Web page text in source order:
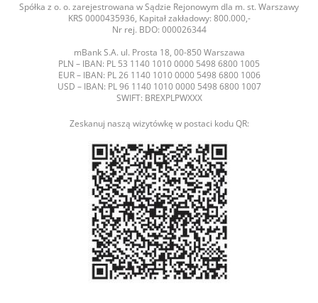
Spółka z o. o. zarejestrowana w Sądzie Rejonowym dla m. st. Warszawy
KRS 0000435936, Kapitał zakładowy: 800.000,-
Nr rej. BDO: 000026344
mBank S.A. ul. Prosta 18, 00-850 Warszawa
PLN – IBAN: PL 53 1140 1010 0000 5498 6800 1005
EUR – IBAN: PL 26 1140 1010 0000 5498 6800 1006
USD – IBAN: PL 96 1140 1010 0000 5498 6800 1007
SWIFT: BREXPLPWXXX
Zeskanuj naszą wizytówkę w postaci kodu QR: